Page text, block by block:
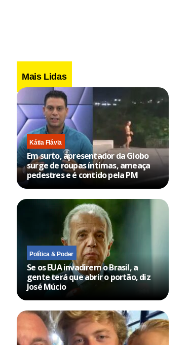
Mais Lidas
Kátia Flávia
Em surto, apresentador da Globo
surge de roupas íntimas, ameaça
pedestres e é contido pela PM
Política & Poder
Se os EUA invadirem o Brasil, a
gente terá que abrir o portão, diz
José Múcio